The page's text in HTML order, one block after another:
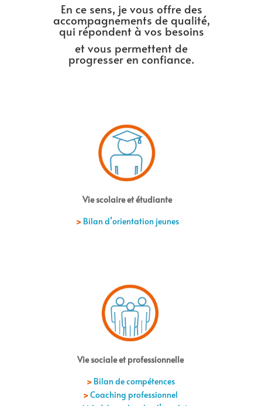
En ce sens, je vous offre des
accompagnements de qualité,
qui répondent à vos besoins
et vous permettent de
progresser en confiance.
Vie scolaire et étudiante
> Bilan d’orientation jeunes
Vie sociale et professionnelle
> Bilan de compétences
>Coaching professionnel